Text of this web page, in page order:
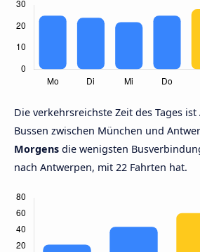
Die verkehrsreichste Zeit des Tages ist
Bussen zwischen München und
Morgens die wenigsten
nach Antwerpen, mit 22 Fahrten hat.